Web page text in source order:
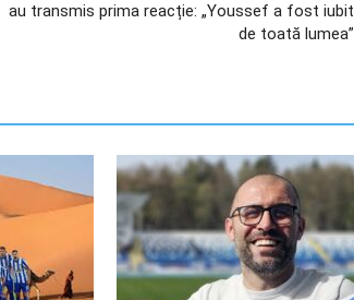
au transmis prima reacție: „Youssef a fost iubit
de toată lumea”